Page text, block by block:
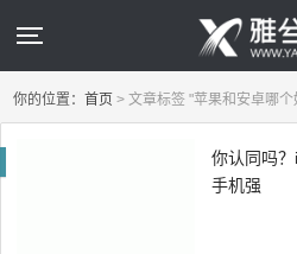
你的位置：首页 > 文章标签 "苹果和安卓哪个
你认同吗
手机强